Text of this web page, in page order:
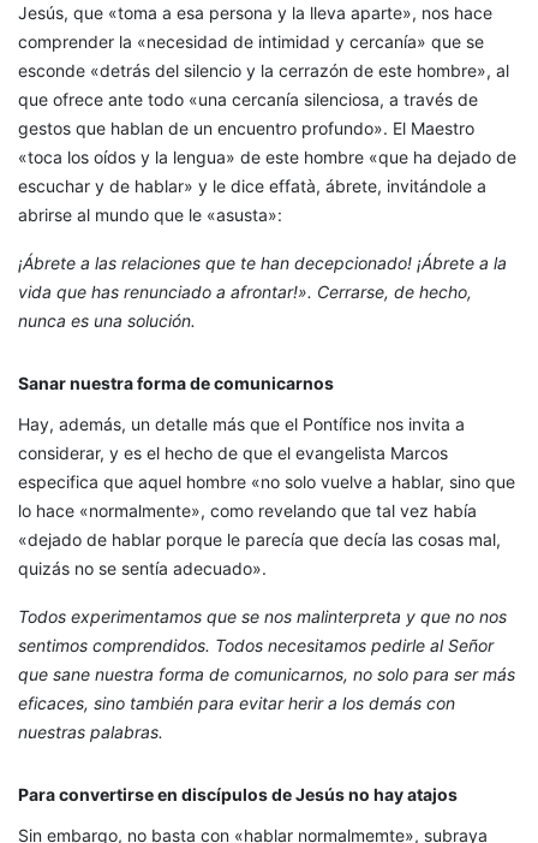
Jesús, que «toma a esa persona y la lleva aparte», nos hace
comprender la «necesidad de intimidad y cercanía» que se
esconde «detrás del silencio y la cerrazón de este hombre», al
que ofrece ante todo «una cercanía silenciosa, a través de
gestos que hablan de un encuentro profundo». El Maestro
«toca los oídos y la lengua» de este hombre «que ha dejado de
escuchar y de hablar» y le dice effatà, ábrete, invitándole a
abrirse al mundo que le «asusta»:
¡Ábrete a las relaciones que te han decepcionado! ¡Ábrete a la
vida que has renunciado a afrontar!». Cerrarse, de hecho,
nunca es una solución.
Sanar nuestra forma de comunicarnos
Hay, además, un detalle más que el Pontífice nos invita a
considerar, y es el hecho de que el evangelista Marcos
especifica que aquel hombre «no solo vuelve a hablar, sino que
lo hace «normalmente», como revelando que tal vez había
«dejado de hablar porque le parecía que decía las cosas mal,
quizás no se sentía adecuado».
Todos experimentamos que se nos malinterpreta y que no nos
sentimos comprendidos. Todos necesitamos pedirle al Señor
que sane nuestra forma de comunicarnos, no solo para ser más
eficaces, sino también para evitar herir a los demás con
nuestras palabras.
Para convertirse en discípulos de Jesús no hay atajos
Sin embargo, no basta con «hablar normalmemte», subraya